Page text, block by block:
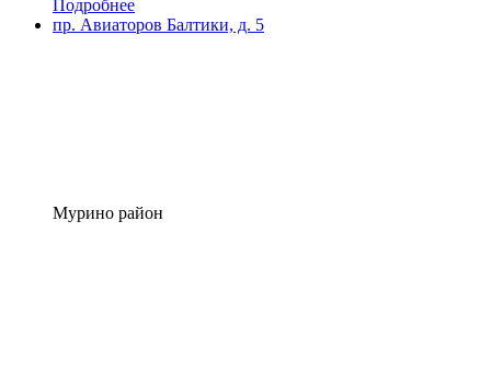
Подробнее
пр. Авиаторов Балтики, д. 5
Мурино район